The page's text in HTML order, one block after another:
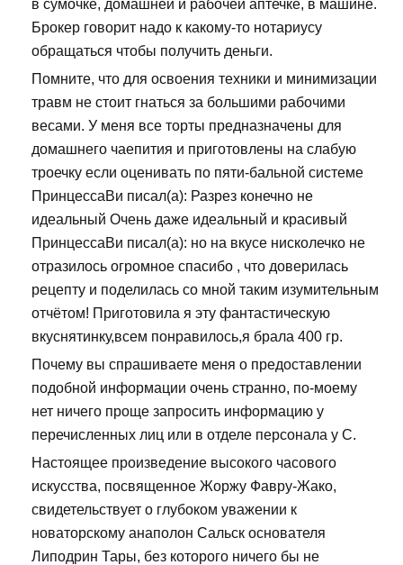
в сумочке, домашней и рабочей аптечке, в машине.
Брокер говорит надо к какому-то нотариусу
обращаться чтобы получить деньги.
Помните, что для освоения техники и минимизации
травм не стоит гнаться за большими рабочими
весами. У меня все торты предназначены для
домашнего чаепития и приготовлены на слабую
троечку если оценивать по пяти-бальной системе
ПринцессаВи писал(а): Разрез конечно не
идеальный Очень даже идеальный и красивый
ПринцессаВи писал(а): но на вкусе нисколечко не
отразилось огромное спасибо , что доверилась
рецепту и поделилась со мной таким изумительным
отчётом! Приготовила я эту фантастическую
вкуснятинку,всем понравилось,я брала 400 гр.
Почему вы спрашиваете меня о предоставлении
подобной информации очень странно, по-моему
нет ничего проще запросить информацию у
перечисленных лиц или в отделе персонала у С.
Настоящее произведение высокого часового
искусства, посвященное Жоржу Фавру-Жако,
свидетельствует о глубоком уважении к
новаторскому анаполон Сальск основателя
Липодрин Тары, без которого ничего бы не